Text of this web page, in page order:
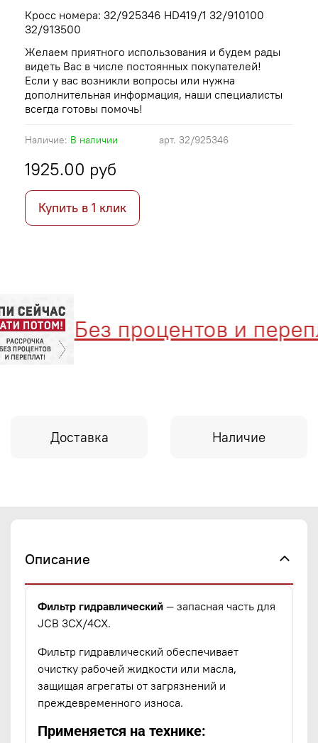
арт. 32/925346
Наличие: В наличии
1925.00 руб
Купить в 1 клик
Кросс номера: 32/925346 HD419/1 32/910100
32/913500
Желаем приятного использования и будем рады
видеть Вас в числе постоянных покупателей!
Если у вас возникли вопросы или нужна
дополнительная информация, наши специалисты
всегда готовы помочь!
Без процентов и
Доставка Наличие
Описание
Фильтр гидравлический — запасная часть для
JCB 3CX/4CX.
Фильтр гидравлический обеспечивает
очистку рабочей жидкости или масла,
защищая агрегаты от загрязнений и
преждевременного износа.
Применяется на технике: